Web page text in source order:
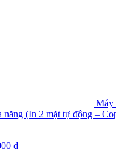
Máy
(In 2 mặt tự động –
₫